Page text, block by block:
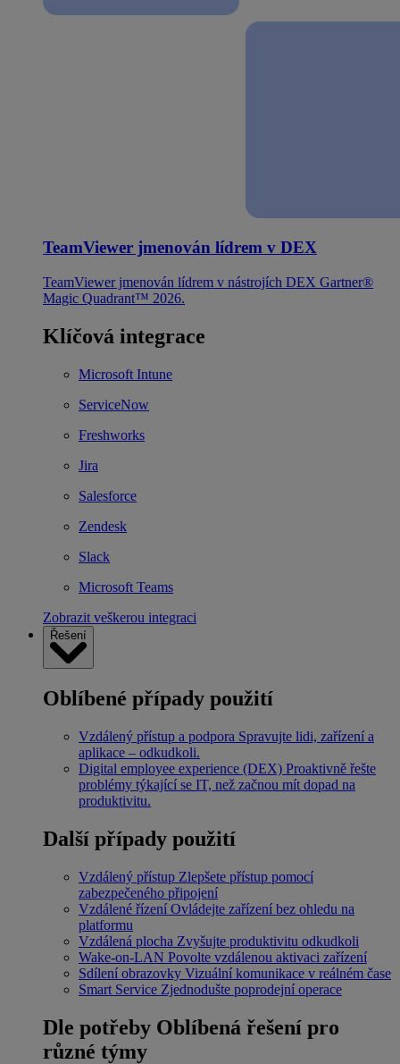
TeamViewer jmenován lídrem v DEX
TeamViewer jmenován lídrem v nástrojích DEX Gartner®
Magic Quadrant™ 2026.
Klíčová integrace
Microsoft Intune
ServiceNow
Freshworks
Jira
Salesforce
Zendesk
Slack
Microsoft Teams
Zobrazit veškerou integraci
Řešení
Oblíbené případy použití
Vzdálený přístup a podpora Spravujte lidi, zařízení a
aplikace – odkudkoli.
Digital employee experience (DEX) Proaktivně řešte
problémy týkající se IT, než začnou mít dopad na
produktivitu.
Další případy použití
Vzdálený přístup Zlepšete přístup pomocí
zabezpečeného připojení
Vzdálené řízení Ovládejte zařízení bez ohledu na
platformu
Vzdálená plocha Zvyšujte produktivitu odkudkoli
Wake-on-LAN Povolte vzdálenou aktivaci zařízení
Sdílení obrazovky Vizuální komunikace v reálném čase
Smart Service Zjednodušte poprodejní operace
Dle potřeby Oblíbená řešení pro
různé týmy